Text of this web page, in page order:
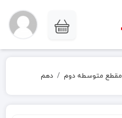
مقطع متوسطه دوم دهم